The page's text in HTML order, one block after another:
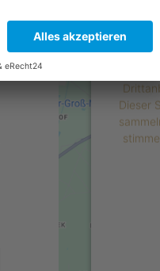
Wir
Dieser